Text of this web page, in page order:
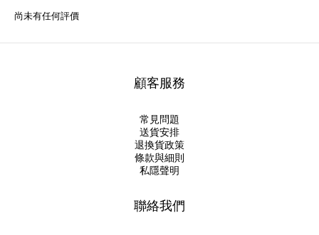
尚未有任何評價
顧客服務
常見問題
送貨安排
退換貨政策
條款與細則
私隱聲明
聯絡我們